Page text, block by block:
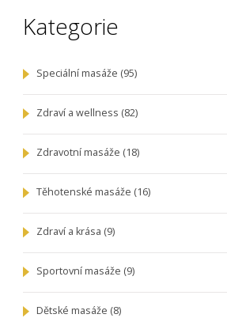
Kategorie
Speciální masáže (95)
Zdraví a wellness (82)
Zdravotní masáže (18)
Těhotenské masáže (16)
Zdraví a krása (9)
Sportovní masáže (9)
Dětské masáže (8)